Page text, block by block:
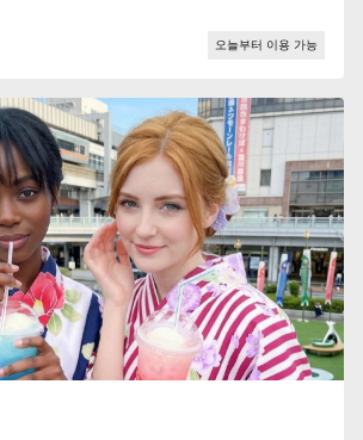
오늘부터 이용 가능